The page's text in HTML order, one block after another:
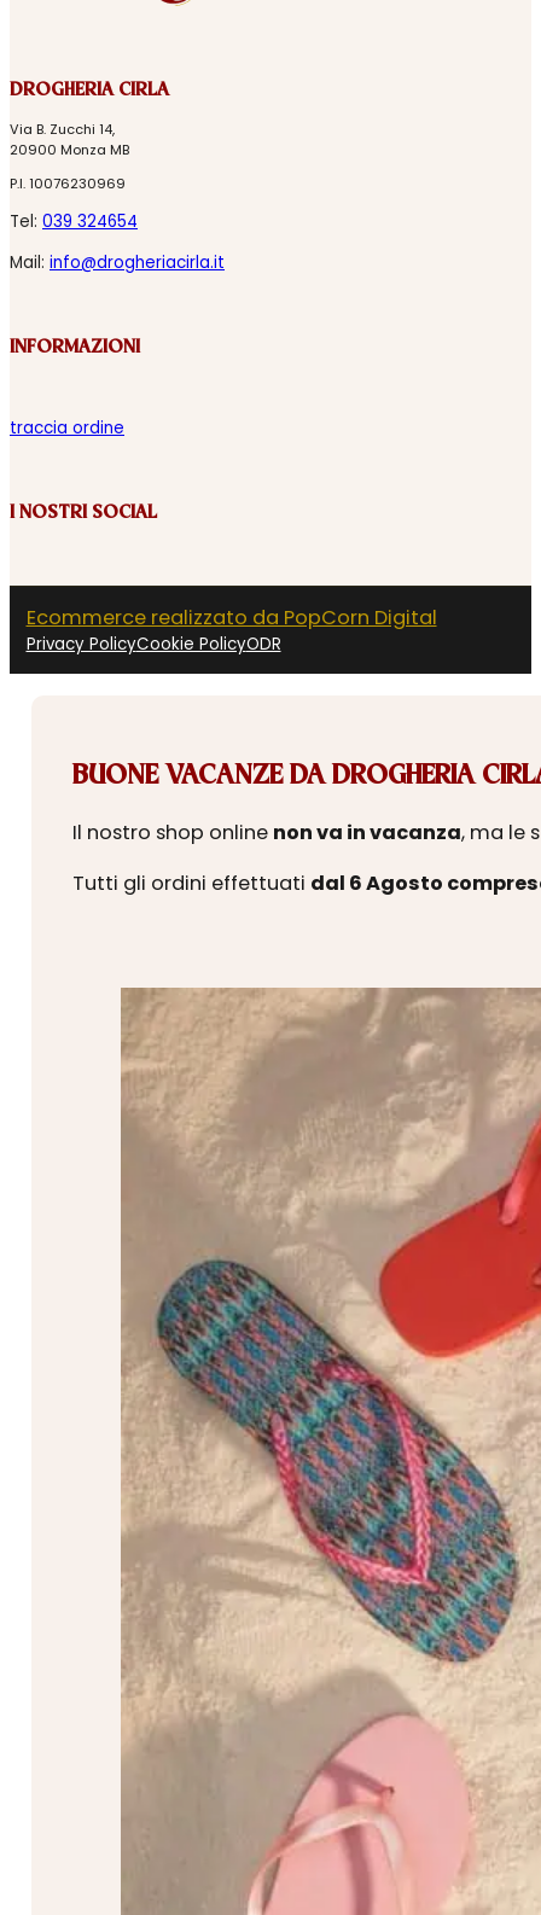
DROGHERIA CIRLA
Via B. Zucchi 14,
20900 Monza MB
P.I. 10076230969
Tel: 039 324654
Mail: info@drogheriacirla.it
INFORMAZIONI
traccia ordine
I NOSTRI SOCIAL
Ecommerce realizzato da PopCorn Digital
Privacy PolicyCookie PolicyODR
BUONE VACANZE DA DROGHERIA
Il nostro shop online non va in vacanza, ma le
Tutti gli ordini effettuati dal 6 Agosto